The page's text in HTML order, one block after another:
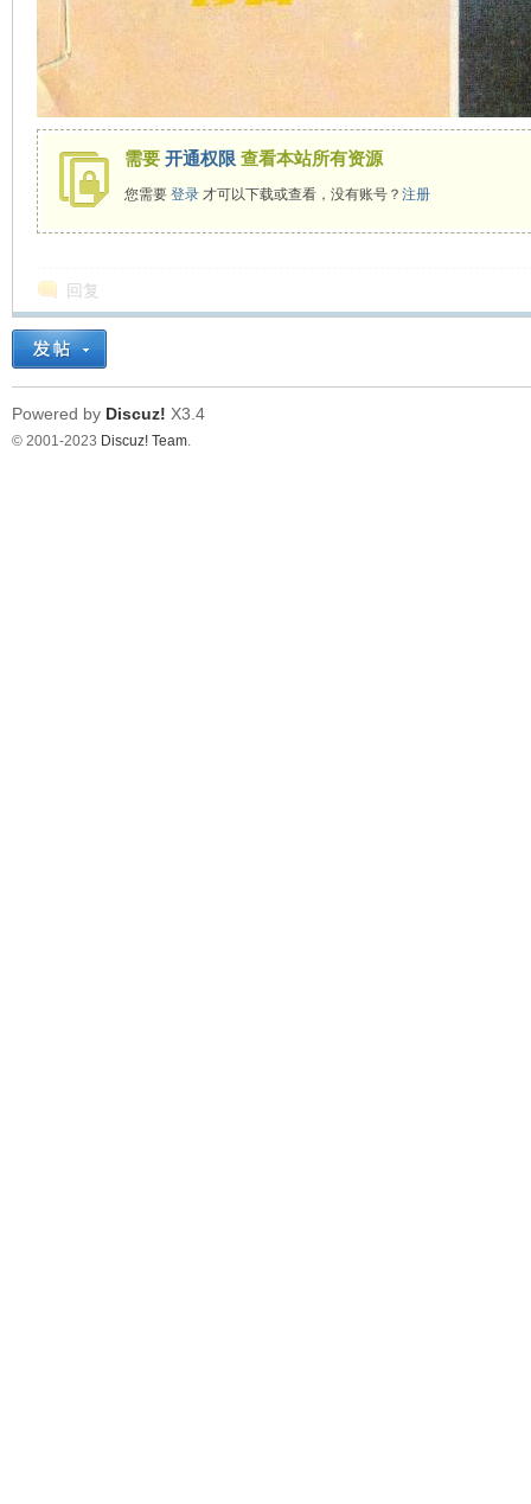
需要 开通权限 查看本站所有资源
您需要 登录才可以下载或查看，没有账号？ 注册
回复
Powered by Discuz! X3.4
© 2001-2023 Discuz! Team.